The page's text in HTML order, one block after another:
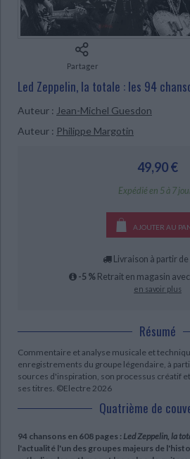
CHARGEMENT...
Bibliothèque de la Pléiade
Classiques scolaires
Littérature de voyage
Littérature en version originale
Ecologie - Environnement
Histoire - Généralités
Histoire ancienne
Culture scientifique
Danse
Partager
Led Zeppelin, la totale : les 94
Auteur : Jean-Michel Guesdon
Auteur : Philippe Margotin
49,90 €
Expédié en 5 à 7
AJOUTER AU
Livraison à partir de
-5 % Retrait en magasin
en savoir plus
Résumé
Commentaire et analyse musicale et
enregistrements du groupe légendaire, à
sources d'inspiration, son processus créatif
ses titres. ©Electre 2026
Quatrième de
94 chansons en 608 pages : Led Zeppelin, la
l'actualité l'un des groupes majeurs de